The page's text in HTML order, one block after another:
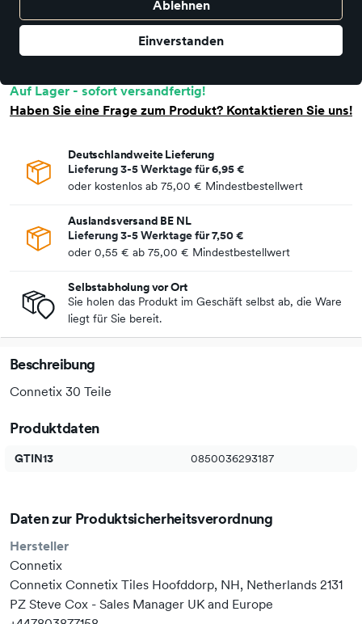
Ablehnen
Einverstanden
In den Warenkorb
Auf Lager - sofort versandfertig!
Haben Sie eine Frage zum Produkt? Kontaktieren Sie uns!
Deutschlandweite Lieferung
Lieferung 3-5 Werktage für6,95 €
oder kostenlos ab 75,00 € Mindestbestellwert
Auslandsversand BE NL
Lieferung 3-5 Werktage für7,50 €
oder 0,55 € ab 75,00 € Mindestbestellwert
Selbstabholung vor Ort
Sie holen das Produkt im Geschäft selbst ab, die Ware
liegt für Sie bereit.
Beschreibung
Connetix 30 Teile
Produktdaten
GTIN13 0850036293187
Daten zur Produktsicherheitsverordnung
Hersteller
Connetix
Connetix Connetix Tiles Hoofddorp, NH, Netherlands 2131
PZ Steve Cox - Sales Manager UK and Europe